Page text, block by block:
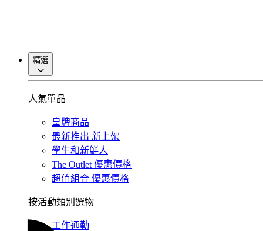
精選
人氣單品
皇牌商品
最新推出 新上架
學生和新鮮人
The Outlet 優惠價格
超值組合 優惠價格
按活動類別選物
工作通勤